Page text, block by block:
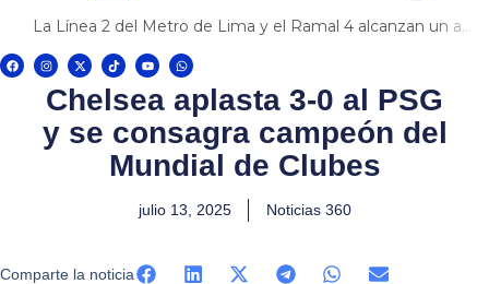
La Línea 2 del Metro de Lima y el Ramal 4 alcanzan un avance del 80%
F
a
c
I
n
s
t
a
r
a
m
X
-
t
w
t
e
T
i
k
t
o
Y
o
u
t
u
e
W
h
a
t
s
p
p
Chelsea aplasta 3-0 al PSG
y se consagra campeón del
Mundial de Clubes
julio 13, 2025 Noticias 360
Comparte la noticia